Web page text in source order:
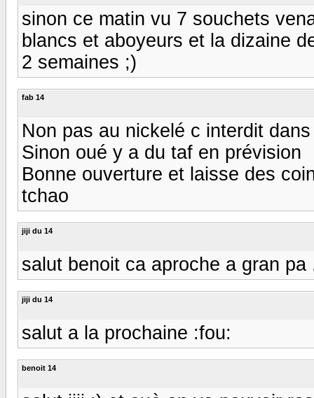
sinon ce matin vu 7 souchets
blancs et aboyeurs et la dizaine
2 semaines ;)
fab 14
Non pas au nickelé c interdit
Sinon oué y a du taf en prévision
Bonne ouverture et laisse des
tchao
jiji du 14
salut benoit ca aproche a gran
jiji du 14
salut a la prochaine :fou:
benoit 14